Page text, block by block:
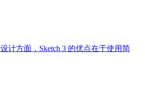
计方面，Sketch 3 的优点在于使用简